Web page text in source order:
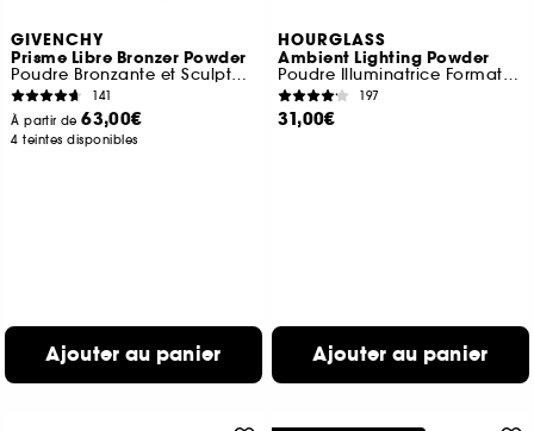
GIVENCHY
Prisme Libre Bronzer Powder
Poudre Bronzante et Sculptante 4 Couleurs
141
À partir de63,00€
4 teintes disponibles
Ajouter au panier
HOURGLASS
Ambient Lighting Powder
Poudre Illuminatrice Format Voyage
197
31,00€
Ajouter au panier